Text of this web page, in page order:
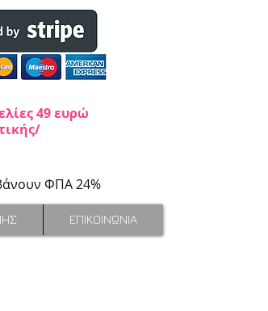
49 ευρώ
ΦΠΑ 24%
ΕΠΙΚΟΙΝΩΝΙΑ